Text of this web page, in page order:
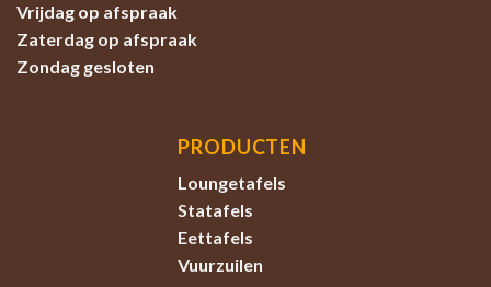
Vrijdag op afspraak
Zaterdag op afspraak
Zondag gesloten
PRODUCTEN
Loungetafels
Statafels
Eettafels
Vuurzuilen